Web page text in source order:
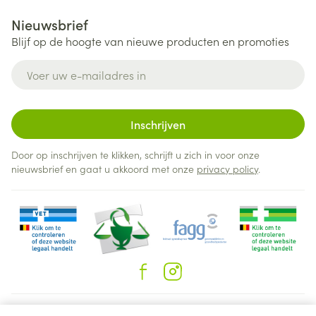
kaliumsparende medicijnen die worden gebruikt bij
spironolacton in dosis tussen 12,5 mg tot 50 mg per
anaesthetica,
jodiumhoudend contrastmiddel,
bepridil (voor de behandeling van beklemmend
pijnlijk gevoel op de borst),
verslaving),
Nieuwsbrief
Blijf op de hoogte van nieuwe producten en promoties
Inschrijven
Door op inschrijven te klikken, schrijft u zich in voor onze
nieuwsbrief en gaat u akkoord met onze privacy policy.
Juridische links